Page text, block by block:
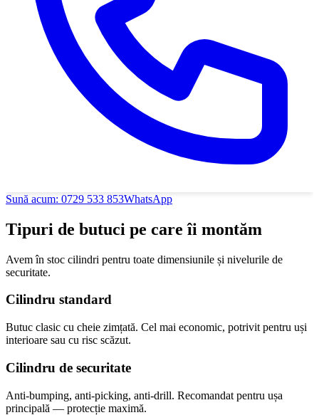
Sună acum: 0729 533 853WhatsApp
Tipuri de butuci pe care îi montăm
Avem în stoc cilindri pentru toate dimensiunile și nivelurile de
securitate.
Cilindru standard
Butuc clasic cu cheie zimțată. Cel mai economic, potrivit pentru uși
interioare sau cu risc scăzut.
Cilindru de securitate
Anti-bumping, anti-picking, anti-drill. Recomandat pentru ușa
principală — protecție maximă.